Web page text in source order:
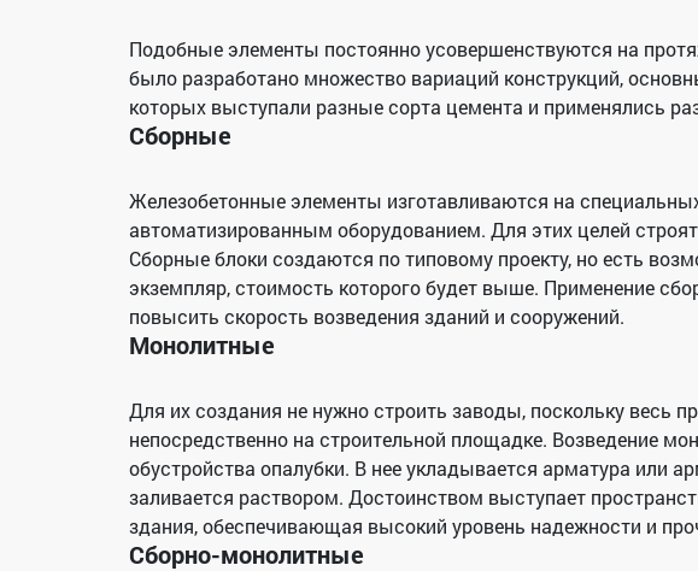
Подобные элементы постоянно усовершенствуются на
было разработано множество вариаций конструкций,
которых выступали разные сорта цемента и применялись
Сборные
Железобетонные элементы изготавливаются на
автоматизированным оборудованием. Для этих целей
Сборные блоки создаются по типовому проекту, но есть
экземпляр, стоимость которого будет выше. Применение
повысить скорость возведения зданий и сооружений.
Монолитные
Для их создания не нужно строить заводы, поскольку весь
непосредственно на строительной площадке. Возведение
обустройства опалубки. В нее укладывается арматура или
заливается раствором. Достоинством выступает
здания, обеспечивающая высокий уровень надежности и
Сборно-монолитные